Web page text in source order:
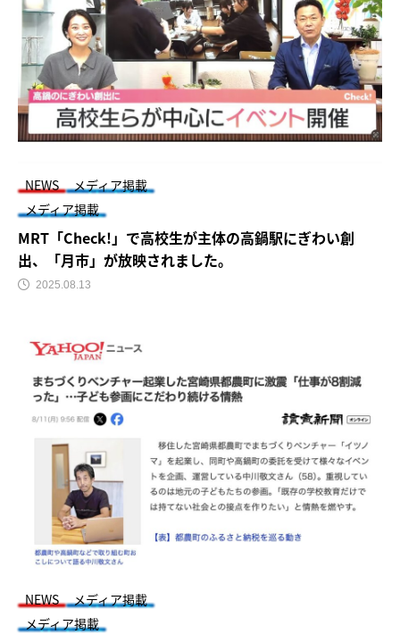
NEWS
メディア掲載
メディア掲載
MRT「Check!」で高校生が主体の高鍋駅にぎわい創
出、「月市」が放映されました。
2025.08.13
NEWS
メディア掲載
メディア掲載